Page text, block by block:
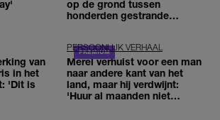
op de grond tussen
honderden gestrande
van
in het
'Dit is
PERSOONLIJK VERHAAL
Merel verhuist voor een man
naar andere kant van het
land, maar hij verdwijnt:
'Huur al maanden niet